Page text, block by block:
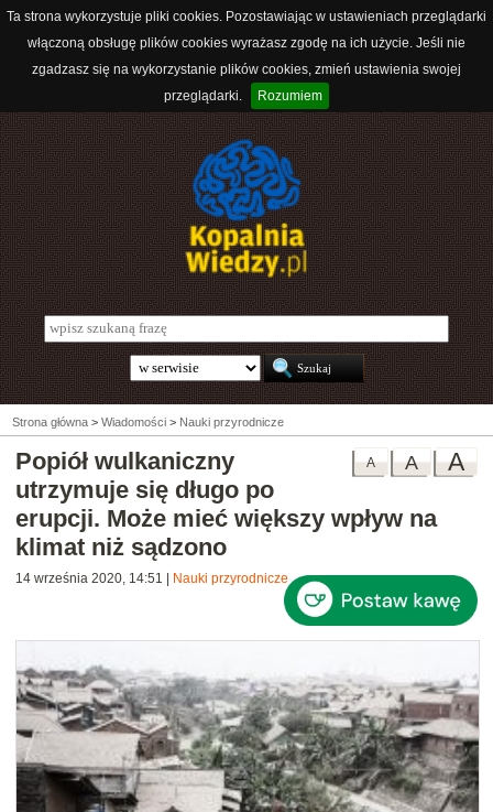
Ta strona wykorzystuje pliki cookies. Pozostawiając w ustawieniach przeglądarki
włączoną obsługę plików cookies wyrażasz zgodę na ich użycie. Jeśli nie
zgadzasz się na wykorzystanie plików cookies, zmień ustawienia swojej
przeglądarki.
Rozumiem
Strona główna > Wiadomości > Nauki przyrodnicze
A
A
A
Popiół wulkaniczny
utrzymuje się długo po
erupcji. Może mieć większy wpływ na
klimat niż sądzono
14 września 2020, 14:51 Nauki przyrodnicze